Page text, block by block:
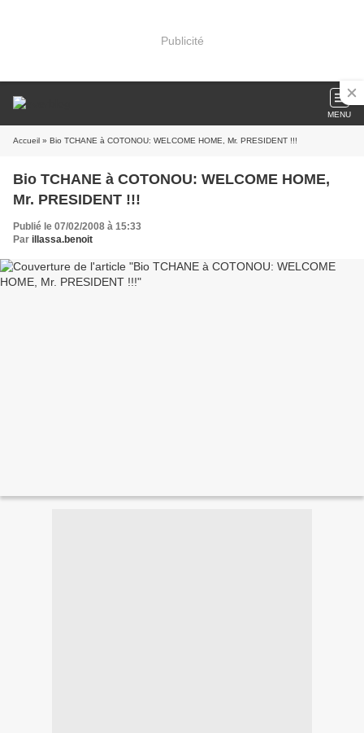
Publicité
MENU
Accueil » Bio TCHANE à COTONOU: WELCOME HOME, Mr. PRESIDENT !!!
Bio TCHANE à COTONOU: WELCOME HOME,
Mr. PRESIDENT !!!
Publié le 07/02/2008 à 15:33
Par illassa.benoit